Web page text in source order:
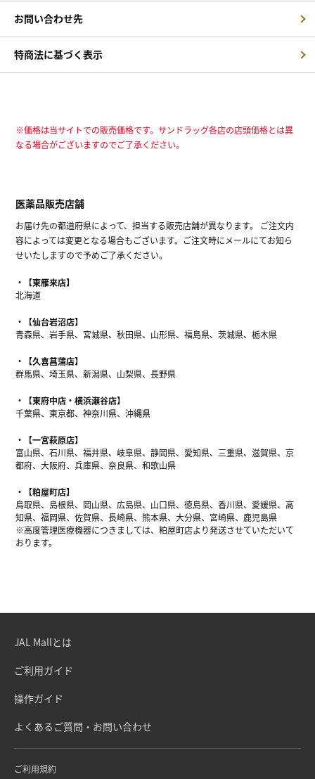
お問い合わせ先
特商法に基づく表示
※価格は当サイトでの販売価格です。サンドラッグ各店の店頭価格とは異
なる場合がございますのでご了承ください。
医薬品販売店舗
お届け先の都道府県によって、担当する販売店舗が異なります。 ご注文内
容によっては変更となる場合もございます。ご注文時にメールにてお知ら
せいたしますので予めご了承ください。
【東雁来店】
北海道
【仙台岩沼店】
青森県、岩手県、宮城県、秋田県、山形県、福島県、茨城県、栃木県
【久喜菖蒲店】
群馬県、埼玉県、新潟県、山梨県、長野県
【東府中店・横浜瀬谷店】
千葉県、東京都、神奈川県、沖縄県
【一宮萩原店】
富山県、石川県、福井県、岐阜県、静岡県、愛知県、三重県、滋賀県、京
都府、大阪府、兵庫県、奈良県、和歌山県
【粕屋町店】
鳥取県、島根県、岡山県、広島県、山口県、徳島県、香川県、愛媛県、高
知県、福岡県、佐賀県、長崎県、熊本県、大分県、宮崎県、鹿児島県
※高度管理医療機器につきましては、粕屋町店より発送させていただいて
おります。
JAL Mallとは
ご利用ガイド
操作ガイド
よくあるご質問・お問い合わせ
ご利用規約